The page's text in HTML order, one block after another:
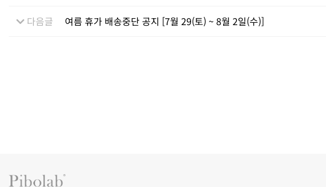
다음글 여름 휴가 배송중단 공지 [7월 29(토) ~ 8월 2일(수)]